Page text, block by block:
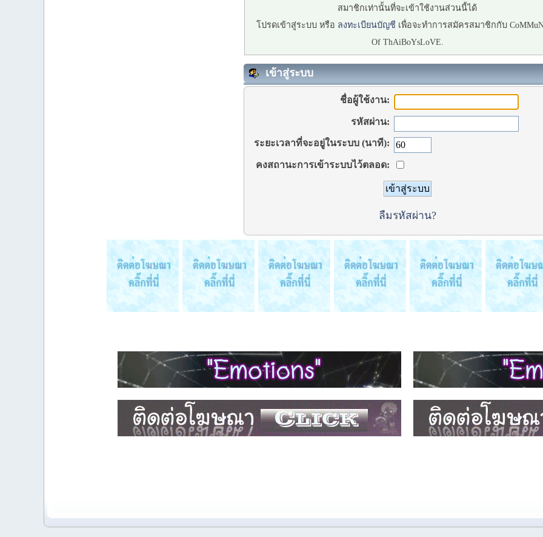
สมาชิกเท่านั้นที่จะเข้าใช้งานส่วนนี้ได้
โปรดเข้าสู่ระบบ หรือ ลงทะเบียนบัญชี เพื่อจะทำการสมัครสมาชิกกับ
Of ThAiBoYsLoVE.
เข้าสู่ระบบ
ชื่อผู้ใช้งาน:
รหัสผ่าน:
ระยะเวลาที่จะอยู่ในระบบ (นาที):
คงสถานะการเข้าระบบไว้ตลอด:
ลืมรหัสผ่าน?